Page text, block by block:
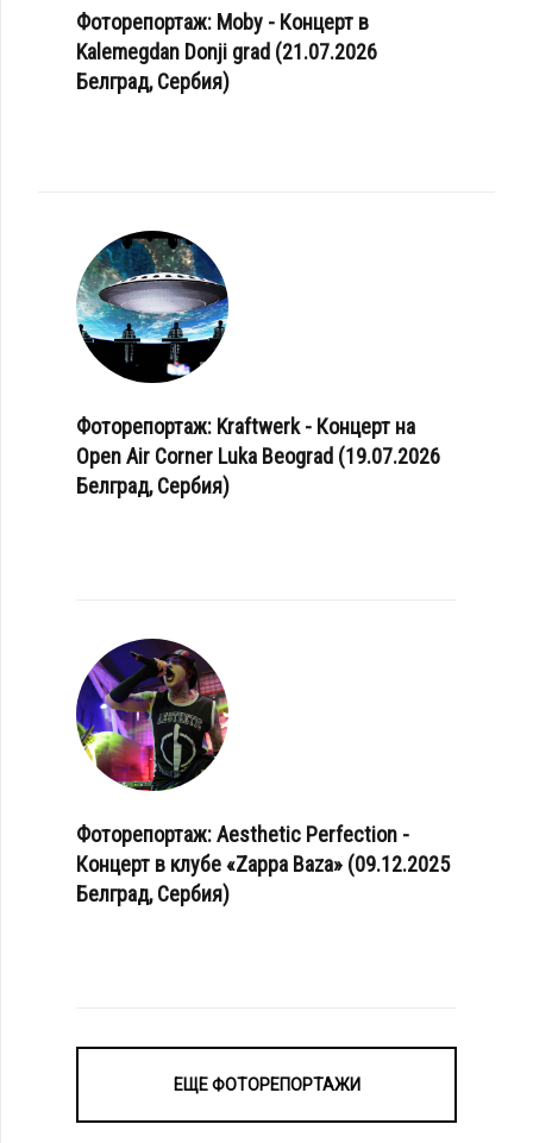
Фоторепортаж: Moby - Концерт в
Kalemegdan Donji grad (21.07.2026
Белград, Сербия)
Фоторепортаж: Kraftwerk - Концерт на
Open Air Corner Luka Beograd (19.07.2026
Белград, Сербия)
Фоторепортаж: Aesthetic Perfection -
Концерт в клубе «Zappa Baza» (09.12.2025
Белград, Сербия)
ЕЩЕ ФОТОРЕПОРТАЖИ